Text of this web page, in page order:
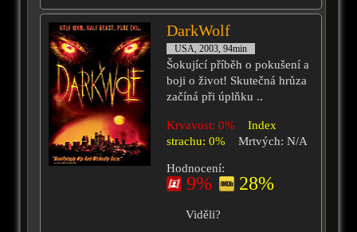
DarkWolf
USA, 2003, 94min
Šokující příběh o pokušení a
boji o život! Skutečná hrůza
začíná při úplňku ..
Krvavost: 0%
Index
strachu: 0%
Mrtvých: N/A
Hodnocení:
9% 28%
Viděli?